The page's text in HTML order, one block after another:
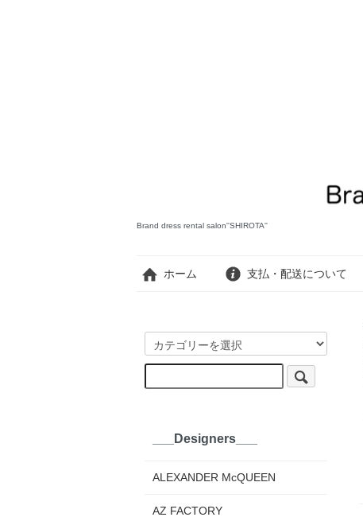
Brand dress rental salon''SHIROTA''
ホーム 支払・配送について
___Designers___
ALEXANDER McQUEEN
AZ FACTORY